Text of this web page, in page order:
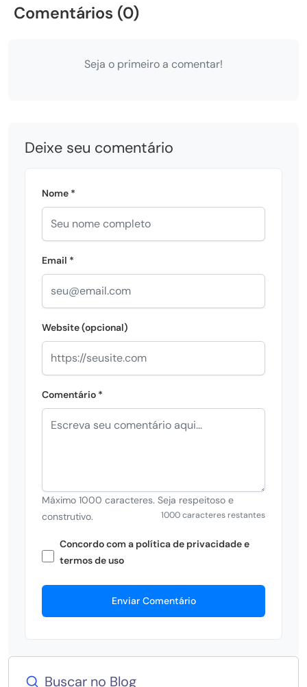
Comentários (0)
Seja o primeiro a comentar!
Deixe seu comentário
Nome *
Email *
Website (opcional)
Comentário *
Máximo 1000 caracteres. Seja respeitoso e
construtivo.
1000 caracteres restantes
Concordo com a política de privacidade e
termos de uso
Enviar Comentário
Buscar no Blog